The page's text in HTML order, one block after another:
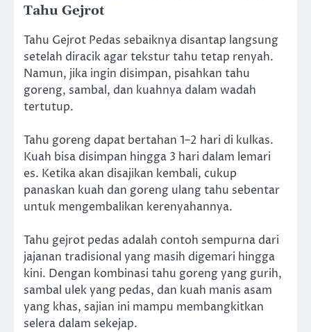
Tahu Gejrot
Tahu Gejrot Pedas sebaiknya disantap langsung
setelah diracik agar tekstur tahu tetap renyah.
Namun, jika ingin disimpan, pisahkan tahu
goreng, sambal, dan kuahnya dalam wadah
tertutup.
Tahu goreng dapat bertahan 1–2 hari di kulkas.
Kuah bisa disimpan hingga 3 hari dalam lemari
es. Ketika akan disajikan kembali, cukup
panaskan kuah dan goreng ulang tahu sebentar
untuk mengembalikan kerenyahannya.
Tahu gejrot pedas adalah contoh sempurna dari
jajanan tradisional yang masih digemari hingga
kini. Dengan kombinasi tahu goreng yang gurih,
sambal ulek yang pedas, dan kuah manis asam
yang khas, sajian ini mampu membangkitkan
selera dalam sekejap.